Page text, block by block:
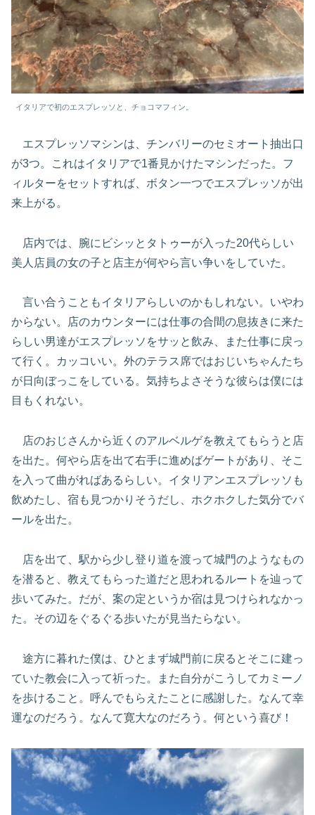
イタリアで初のエスプレッソと、チョコマフィン。
エスプレッソマシンは、チンバリーのセミオート抽出口
が3つ。これはイタリアで1番見かけたマシンだった。フ
ィルターをセットすれば、ボタン一つでエスプレッソが出
来上がる。
店内では、腕にビシッとタトゥーが入った20代らしい
美人店員の女の子と店主が何やら言い争いをしていた。
言い合うこともイタリアらしいのかもしれない。いやわ
からない。店のカウンターには仕事の合間の息抜きに来た
らしい男達がエスプレッソをサッと飲み、また仕事に戻っ
て行く。カッコいい。外のテラス席ではおじいちゃんたち
が日向ぼっこをしている。気持ちよさそうな彼らは僕には
目もくれない。
店のおじさんから近くのアルベルゲを教えてもらうと店
を出た。何やら店を出て右手に進めばゲートがあり、そこ
を入って曲がればあるらしい。イタリアンエスプレッソも
飲めたし、宿も見つかりそうだし、ホクホクした気分でバ
ールを出た。
店を出て、駅から少し登り道を渡って城門のようなもの
を潜ると、教えてもらった道だと思われるルートを辿って
歩いてみた。だが、案の定というか宿は見つけられなかっ
た。その辺をぐるぐる歩いたが見当たらない。
途方に暮れた僕は、ひとまず城門前に戻るとそこに建っ
ていた教会に入って祈った。また自分がこうしてカミーノ
を歩けること。呼んでもらえたことに感謝した。なんて幸
運なのだろう。なんて寛大なのだろう。何という喜び！